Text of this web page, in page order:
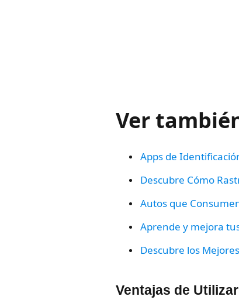
Ver
Apps de
Descubre Cómo
Autos que
Aprende y mejora
Descubre los
Ventajas de